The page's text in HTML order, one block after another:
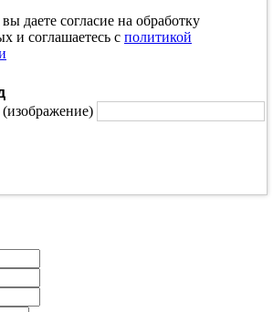
даете согласие на обработку
и соглашаетесь с политикой